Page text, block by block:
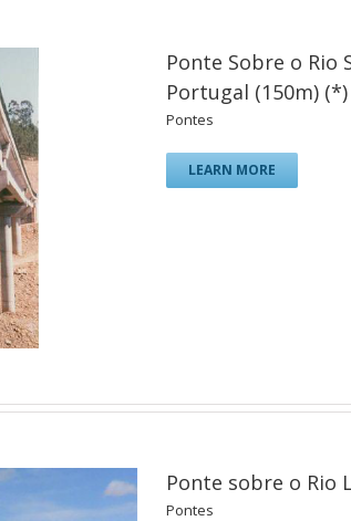
Ponte Sobre o Rio
Portugal (150m) (*)
Pontes
LEARN MORE
Ponte sobre o Rio
Pontes